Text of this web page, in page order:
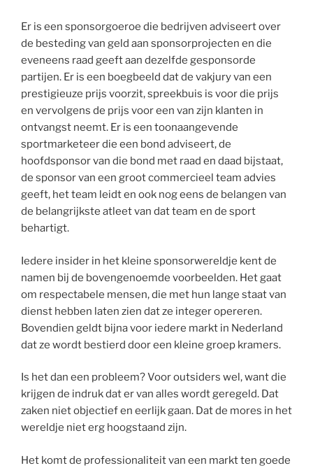
Er is een sponsorgoeroe die bedrijven adviseert over
de besteding van geld aan sponsorprojecten en die
eveneens raad geeft aan dezelfde gesponsorde
partijen. Er is een boegbeeld dat de vakjury van een
prestigieuze prijs voorzit, spreekbuis is voor die prijs
en vervolgens de prijs voor een van zijn klanten in
ontvangst neemt. Er is een toonaangevende
sportmarketeer die een bond adviseert, de
hoofdsponsor van die bond met raad en daad bijstaat,
de sponsor van een groot commercieel team advies
geeft, het team leidt en ook nog eens de belangen van
de belangrijkste atleet van dat team en de sport
behartigt.
Iedere insider in het kleine sponsorwereldje kent de
namen bij de bovengenoemde voorbeelden. Het gaat
om respectabele mensen, die met hun lange staat van
dienst hebben laten zien dat ze integer opereren.
Bovendien geldt bijna voor iedere markt in Nederland
dat ze wordt bestierd door een kleine groep kramers.
Is het dan een probleem? Voor outsiders wel, want die
krijgen de indruk dat er van alles wordt geregeld. Dat
zaken niet objectief en eerlijk gaan. Dat de mores in het
wereldje niet erg hoogstaand zijn.
Het komt de professionaliteit van een markt ten goede